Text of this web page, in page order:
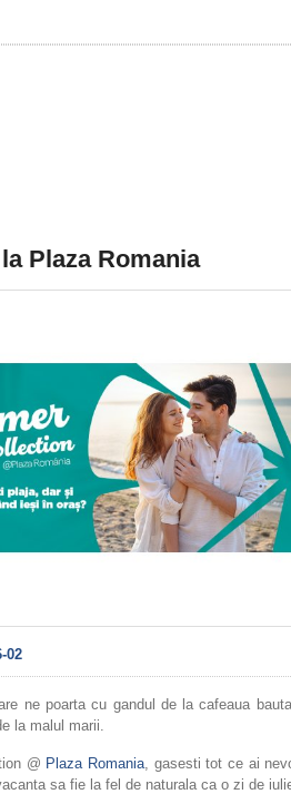
Plaza Romania
02
ne poarta cu gandul de la cafeaua
la malul marii.
@ Plaza Romania, gasesti tot ce ai
sa fie la fel de naturala ca o zi de